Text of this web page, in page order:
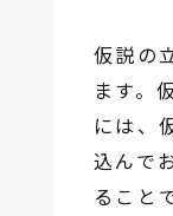
仮説の
ます。
には、
込んで
ること